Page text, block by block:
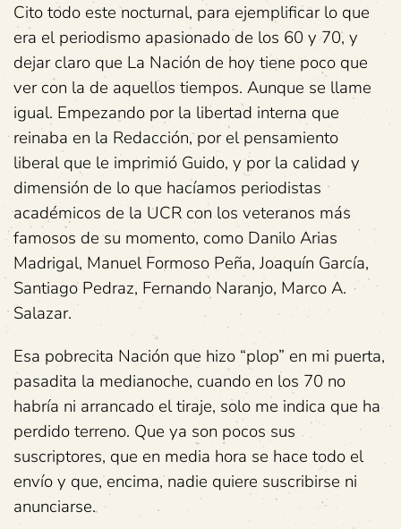
Cito todo este nocturnal, para ejemplificar lo que
era el periodismo apasionado de los 60 y 70, y
dejar claro que La Nación de hoy tiene poco que
ver con la de aquellos tiempos. Aunque se llame
igual. Empezando por la libertad interna que
reinaba en la Redacción, por el pensamiento
liberal que le imprimió Guido, y por la calidad y
dimensión de lo que hacíamos periodistas
académicos de la UCR con los veteranos más
famosos de su momento, como Danilo Arias
Madrigal, Manuel Formoso Peña, Joaquín García,
Santiago Pedraz, Fernando Naranjo, Marco A.
Salazar.
Esa pobrecita Nación que hizo “plop” en mi puerta,
pasadita la medianoche, cuando en los 70 no
habría ni arrancado el tiraje, solo me indica que ha
perdido terreno. Que ya son pocos sus
suscriptores, que en media hora se hace todo el
envío y que, encima, nadie quiere suscribirse ni
anunciarse.